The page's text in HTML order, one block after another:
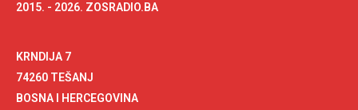
2015. - 2026. ZOSRADIO.BA
KRNDIJA 7
74260 TEŠANJ
BOSNA I HERCEGOVINA